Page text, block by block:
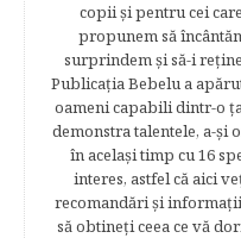
copii şi pentru cei
propunem să
surprindem şi să-i
Publicația Bebelu a
oameni capabili dintr-o
demonstra talentele, a-şi
în acelaşi timp cu 16
interes, astfel că aici
recomandări şi
să obtineţi ceea ce vă